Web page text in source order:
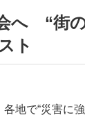
へ “街
ト
地で“災害に